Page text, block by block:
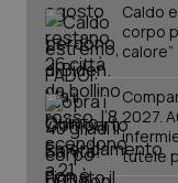
Caldo
corpo
calore”
2027.
tutele